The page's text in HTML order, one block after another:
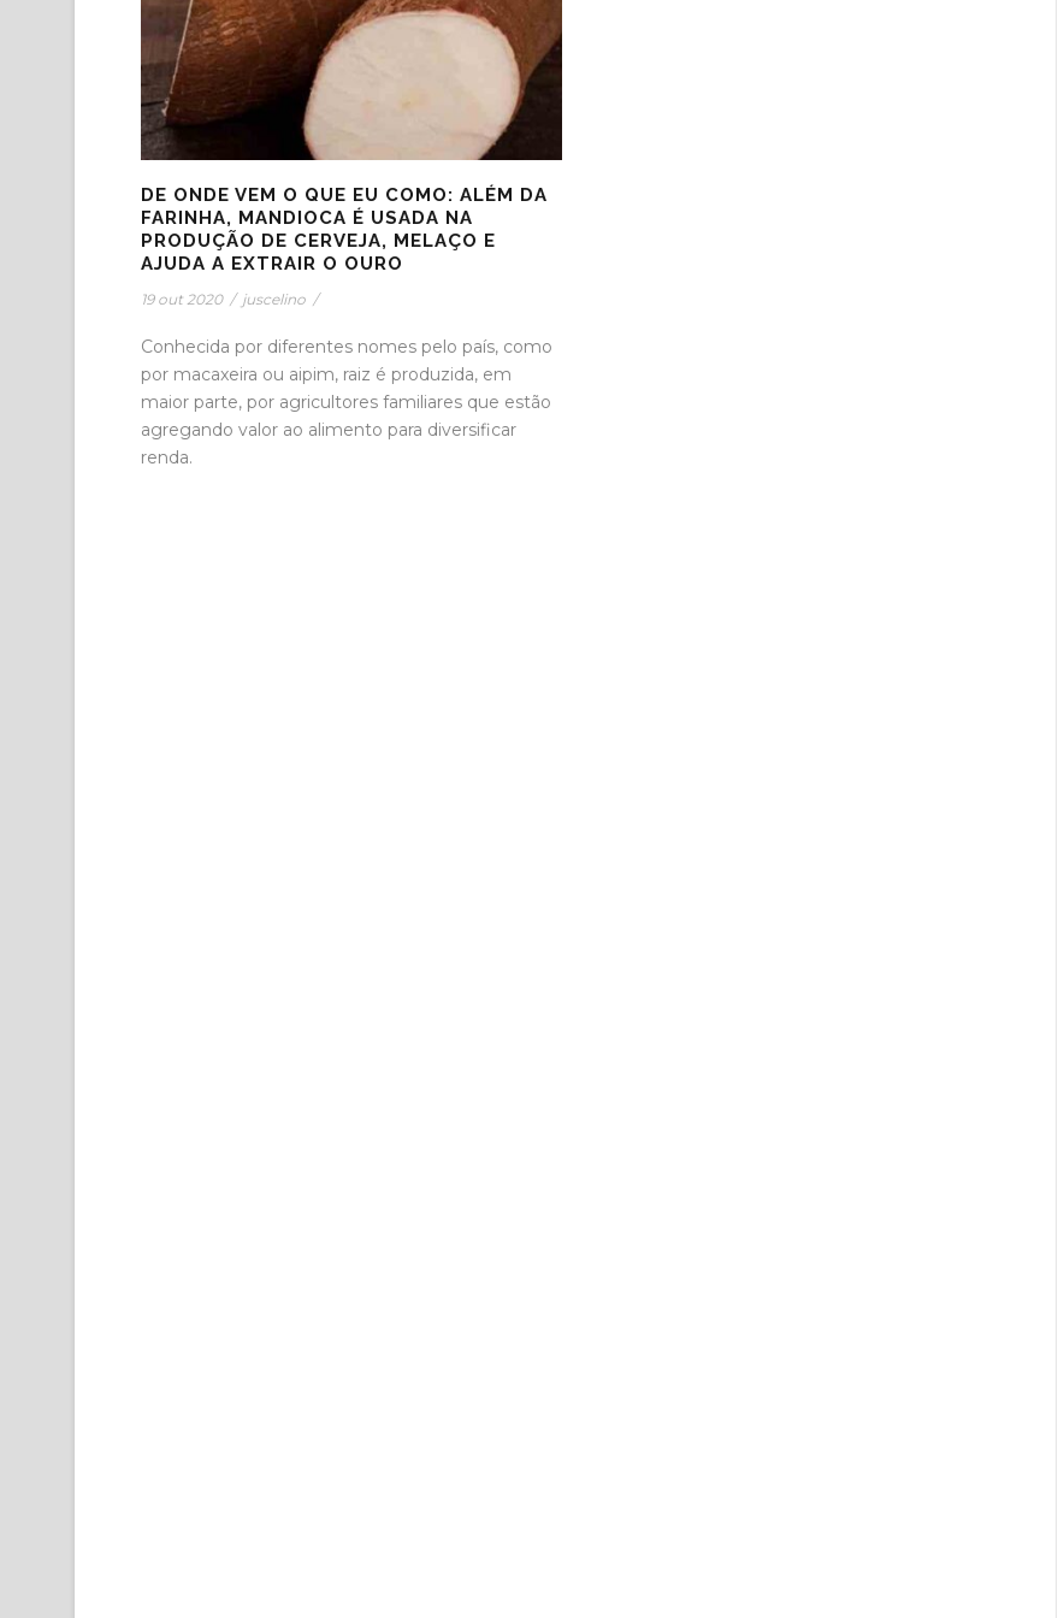
DE ONDE VEM O QUE EU COMO: ALÉM DA
FARINHA, MANDIOCA É USADA NA
PRODUÇÃO DE CERVEJA, MELAÇO E
AJUDA A EXTRAIR O OURO
19 out 2020 / juscelino /
Conhecida por diferentes nomes pelo país, como
por macaxeira ou aipim, raiz é produzida, em
maior parte, por agricultores familiares que estão
agregando valor ao alimento para diversificar
renda.